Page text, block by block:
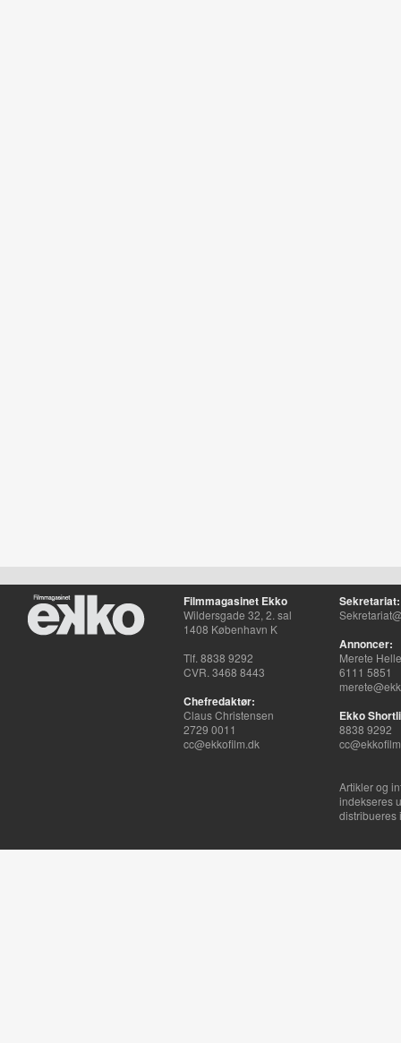
Filmmagasinet Ekko
Wildersgade 32, 2. sal
1408 København K
Tlf. 8838 9292
CVR. 3468 8443
Chefredaktør:
Claus Christensen
2729 0011
cc@ekkofilm.dk
Sekretariat:
Annoncer:
Merete
6111 5851
Ekko
8838 9292
Artikler og
indekseres
distribueres